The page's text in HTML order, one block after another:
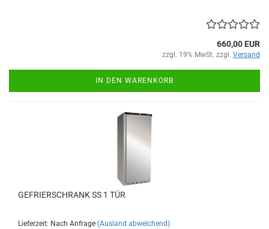
660,00 EUR
zzgl. 19% MwSt. zzgl. Versand
IN DEN WARENKORB
GEFRIERSCHRANK SS 1 TÜR
Lieferzeit: Nach Anfrage (Ausland abweichend)